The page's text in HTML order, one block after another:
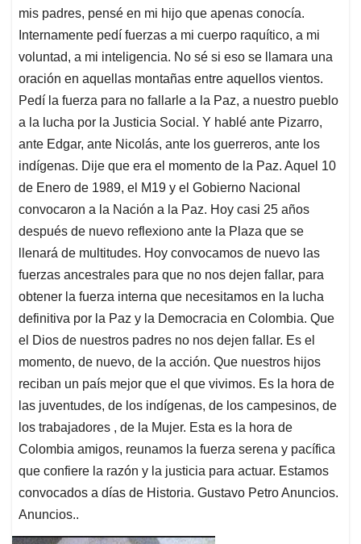
mis padres, pensé en mi hijo que apenas conocía.
Internamente pedí fuerzas a mi cuerpo raquítico, a mi
voluntad, a mi inteligencia. No sé si eso se llamara una
oración en aquellas montañas entre aquellos vientos.
Pedí la fuerza para no fallarle a la Paz, a nuestro pueblo
a la lucha por la Justicia Social. Y hablé ante Pizarro,
ante Edgar, ante Nicolás, ante los guerreros, ante los
indígenas. Dije que era el momento de la Paz. Aquel 10
de Enero de 1989, el M19 y el Gobierno Nacional
convocaron a la Nación a la Paz. Hoy casi 25 años
después de nuevo reflexiono ante la Plaza que se
llenará de multitudes. Hoy convocamos de nuevo las
fuerzas ancestrales para que no nos dejen fallar, para
obtener la fuerza interna que necesitamos en la lucha
definitiva por la Paz y la Democracia en Colombia. Que
el Dios de nuestros padres no nos dejen fallar. Es el
momento, de nuevo, de la acción. Que nuestros hijos
reciban un país mejor que el que vivimos. Es la hora de
las juventudes, de los indígenas, de los campesinos, de
los trabajadores , de la Mujer. Esta es la hora de
Colombia amigos, reunamos la fuerza serena y pacífica
que confiere la razón y la justicia para actuar. Estamos
convocados a días de Historia. Gustavo Petro Anuncios.
Anuncios..